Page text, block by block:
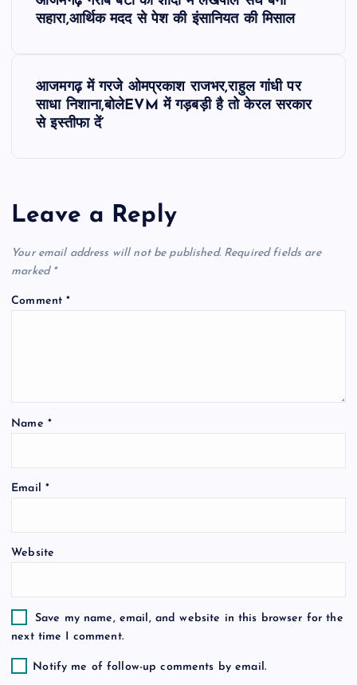
v
i
g
i
n
सहारा,आर्थिक मदद से पेश की इंसानियत की मिसाल
आजमगढ़ में गरजे ओमप्रकाश राजभर,राहुल गांधी पर
साधा निशाना,बोलेEVM में गड़बड़ी है तो केरल सरकार
से इस्तीफा दें’
Leave a Reply
Your email address will not be published. Required fields are
marked *
Comment*
Name *
Email *
Website
Save my name, email, and website in this browser for the
next time I comment.
Notify me of follow-up comments by email.